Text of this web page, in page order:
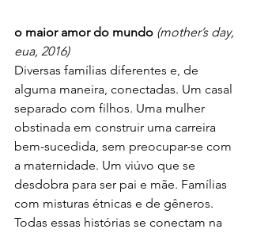
o maior amor do mundo (mother’s day,
eua, 2016)
Diversas famílias diferentes e, de
alguma maneira, conectadas. Um casal
separado com filhos. Uma mulher
obstinada em construir uma carreira
bem-sucedida, sem preocupar-se com
a maternidade. Um viúvo que se
desdobra para ser pai e mãe. Famílias
com misturas étnicas e de gêneros.
Todas essas histórias se conectam na